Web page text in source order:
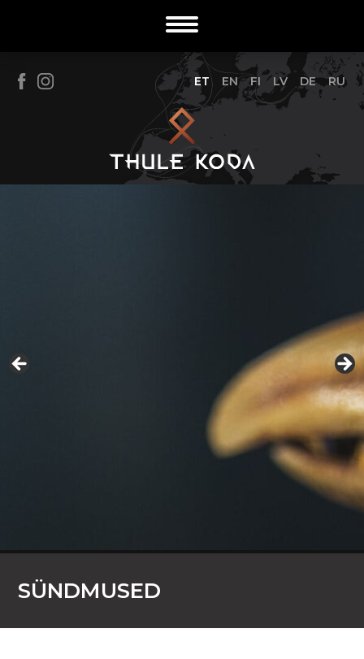
ET EN FI LV DE RU
SÜNDMUSED